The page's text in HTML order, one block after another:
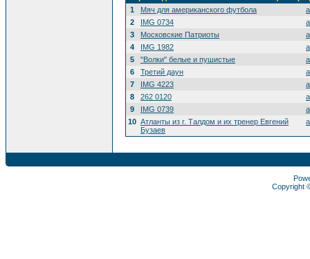
1
Мяч для американского футбола
2
IMG 0734
3
Московские Патриоты
4
IMG 1982
5
"Волки" белые и пушистые
6
Третий даун
7
IMG 4223
8
262 0120
9
IMG 0739
10 Атланты из г. Талдом и их тренер Евгений
Бузаев
Copyright